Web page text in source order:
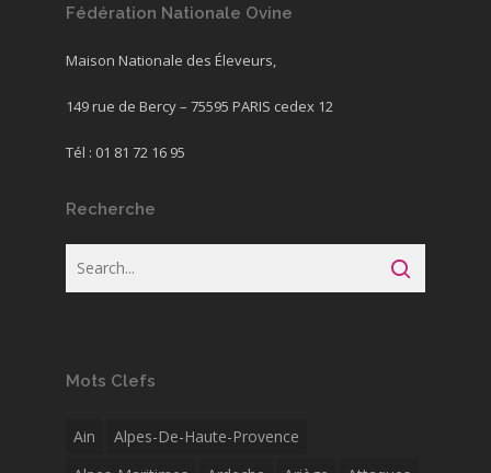
Fédération Nationale Ovine
Maison Nationale des Éleveurs,
149 rue de Bercy – 75595 PARIS cedex 12
Tél : 01 81 72 16 95
Recherche
Mots Clefs
Ain
Alpes-De-Haute-Provence